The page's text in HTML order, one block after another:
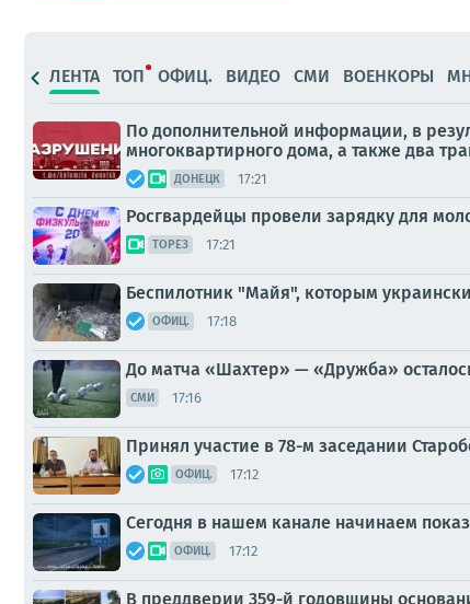
ЛЕНТА ТОП ОФИЦ. ВИДЕО СМИ ВОЕНКОРЫ
По дополнительной информации, в
многоквартирного дома, а также два
ДОНЕЦК 17:21
Росгвардейцы провели зарядку для
ТОРЕЗ 17:21
Беспилотник "Майя", которым
ОФИЦ. 17:18
До матча «Шахтер» — «Дружба»
СМИ 17:16
Принял участие в 78-м заседании
ОФИЦ. 17:12
Сегодня в нашем канале начинаем
ОФИЦ. 17:12
В преддверии 359-й годовщины